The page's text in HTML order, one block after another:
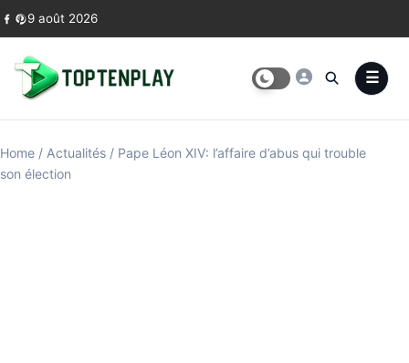
Skip to content
9 août 2026
Home / Actualités / Pape Léon XIV: l’affaire d’abus qui trouble
son élection